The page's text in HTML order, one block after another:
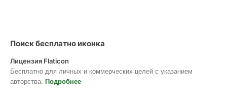
Поиск бесплатно иконка
Лицензия Flaticon
Бесплатно для личных и коммерческих целей с указанием
авторства. Подробнее